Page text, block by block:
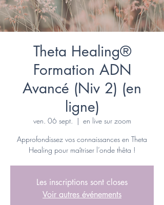
Theta Healing®
Formation ADN
Avancé (Niv 2) (en
ligne)
ven. 06 sept.
  |
en live sur zoom
Approfondissez vos connaissances en Theta
Healing pour maîtriser l’onde thêta !
Les inscriptions sont closes
Voir autres événements